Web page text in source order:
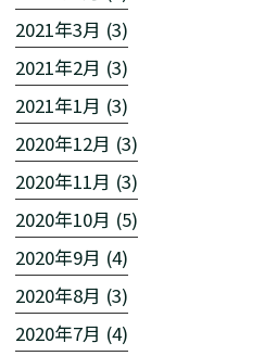
2021年3月 (3)
2021年2月 (3)
2021年1月 (3)
2020年12月 (3)
2020年11月 (3)
2020年10月 (5)
2020年9月 (4)
2020年8月 (3)
2020年7月 (4)